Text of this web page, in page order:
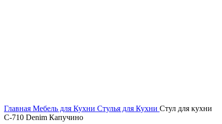
Главная Мебель для Кухни Стулья для Кухни Стул для кухни
C-710 Denim Капучино